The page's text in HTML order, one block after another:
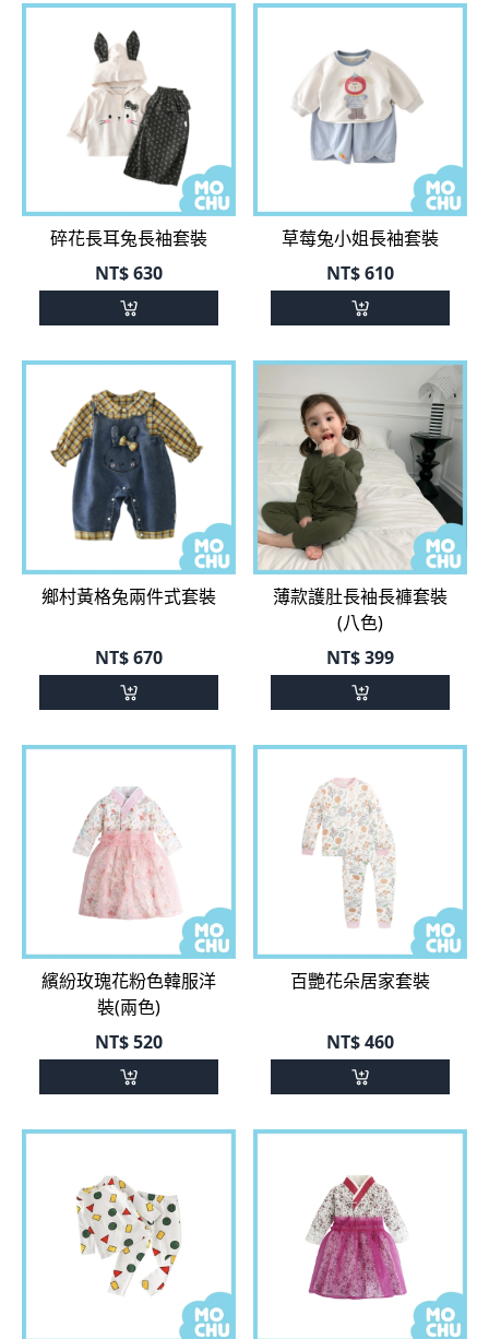
碎花長耳兔長袖套裝
NT$630
草莓兔小姐長袖套裝
NT$610
鄉村黃格兔兩件式套裝
NT$670
薄款護肚長袖長褲套裝
(八色)
NT$399
繽紛玫瑰花粉色韓服洋
裝(兩色)
NT$520
百艷花朵居家套裝
NT$460